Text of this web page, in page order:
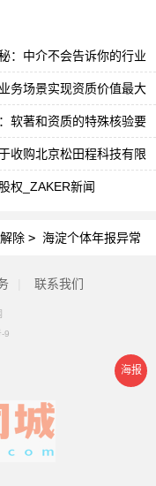
：中介不会告诉你的行业
务场景实现资质价值最大
软著和资质的特殊核验要
收购北京松田程科技有限
权_ZAKER新闻
除 > 海淀个体年报异常
联系我们
9
海报